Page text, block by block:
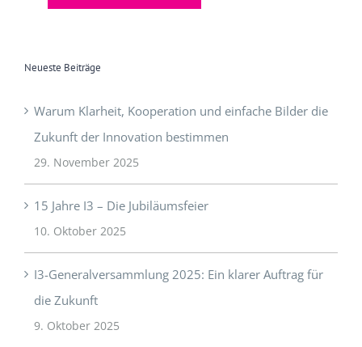
Neueste Beiträge
Warum Klarheit, Kooperation und einfache Bilder die
Zukunft der Innovation bestimmen
29. November 2025
15 Jahre I3 – Die Jubiläumsfeier
10. Oktober 2025
I3-Generalversammlung 2025: Ein klarer Auftrag für
die Zukunft
9. Oktober 2025